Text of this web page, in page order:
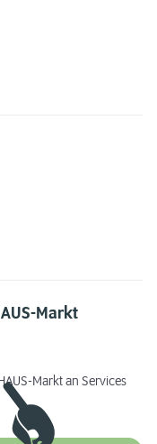
Markt
Markt an Services